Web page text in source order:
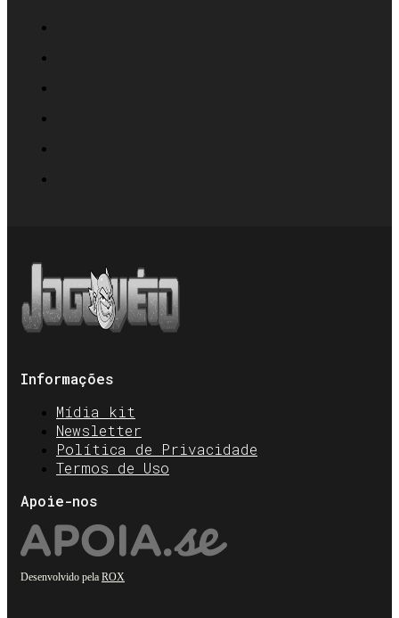
Informações
Mídia kit
Newsletter
Política de Privacidade
Termos de Uso
Apoie-nos
Desenvolvido pela ROX